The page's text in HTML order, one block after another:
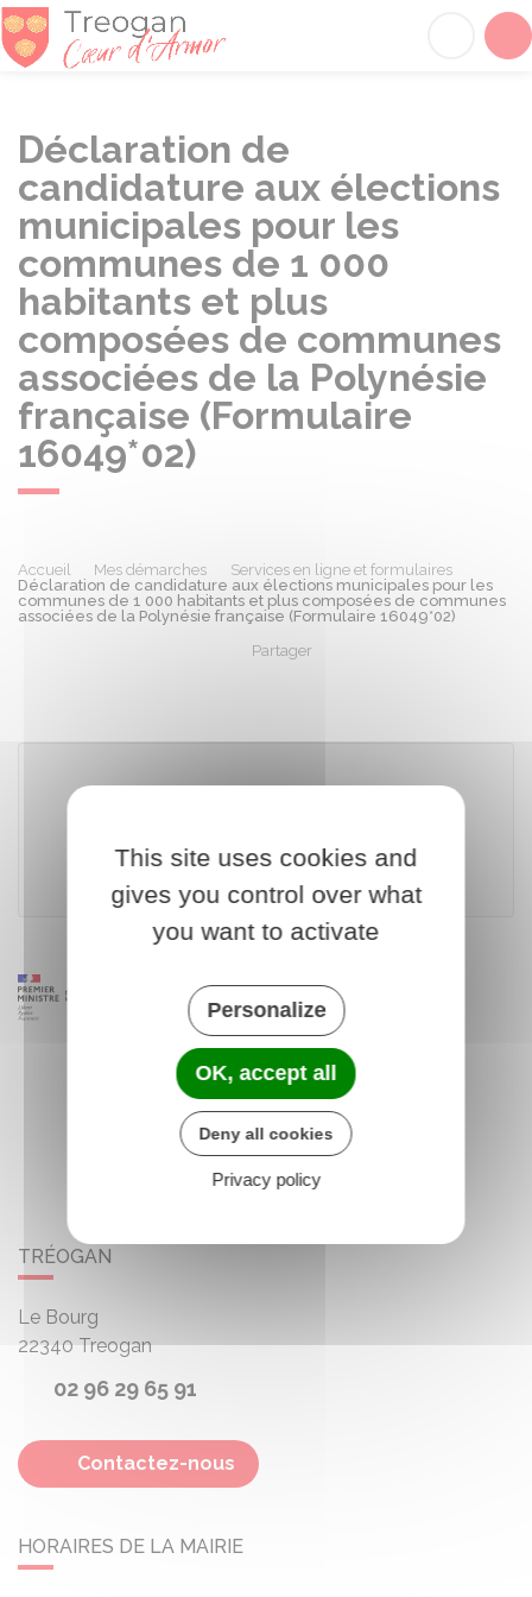
Déclaration de
candidature aux élections
municipales pour les
communes de 1 000
habitants et plus
composées de communes
associées de la Polynésie
française (Formulaire
16049*02)
Accueil Mes démarches
Services en ligne et formulaires
Déclaration de candidature aux élections municipales pour les
communes de 1 000 habitants et plus composées de communes
associées de la Polynésie française (Formulaire 16049*02)
Partager
Ministère chargé de l'intérieur
TRÉOGAN
Le Bourg
22340 Treogan
02 96 29 65 91
Contactez-nous
HORAIRES DE LA MAIRIE
This site uses cookies and
gives you control over what
you want to activate
Personalize
OK, accept all
Deny all cookies
Privacy policy